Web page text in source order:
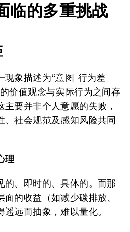
临的多重挑战
现象描述为“意图-行为差
价值观念与实际行为之间存
要并非个人意愿的失败，
、社会规范及感知风险共同
理
的、即时的、具体的。而那
的收益（如减少碳排放、
远而抽象，难以量化。